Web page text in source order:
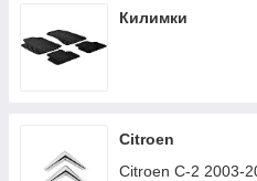
Килимки
Citroen
Citroen C-2 2003-